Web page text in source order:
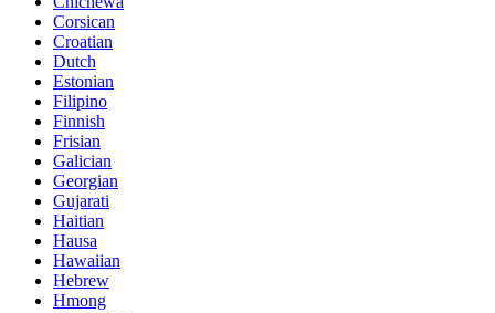
Corsican
Croatian
Dutch
Estonian
Filipino
Finnish
Frisian
Galician
Georgian
Gujarati
Haitian
Hausa
Hawaiian
Hebrew
Hmong